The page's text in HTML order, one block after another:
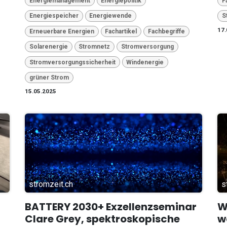
Energiespeicher Energiewende
Erneuerbare Energien Fachartikel Fachbegriffe
Solarenergie Stromnetz Stromversorgung
Stromversorgungssicherheit Windenergie
grüner Strom
15.05.2025
stromzeit.ch
BATTERY 2030+ Exzellenzseminar
Clare Grey, spektroskopische